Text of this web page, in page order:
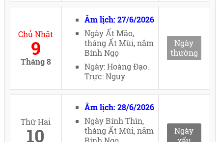
Chủ Nhật
9
Tháng 8
Âm lịch: 27/6/2026
Ngày Ất Mão,
tháng Ất Mùi, năm
Bính Ngọ
Ngày: Hoàng Đạo.
Trực: Nguy
Ngày
thường
Thứ Hai
10
Âm lịch: 28/6/2026
Ngày Bính Thìn,
tháng Ất Mùi, năm
Ngày